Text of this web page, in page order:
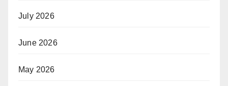
July 2026
June 2026
May 2026